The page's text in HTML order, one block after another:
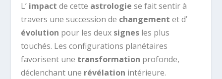
L’ impactde cette astrologiese fait sentir à
travers une succession de changementet d’
évolution pour les deux signes les plus
touchés. Les configurations planétaires
favorisent une transformation profonde,
déclenchant une révélation intérieure.